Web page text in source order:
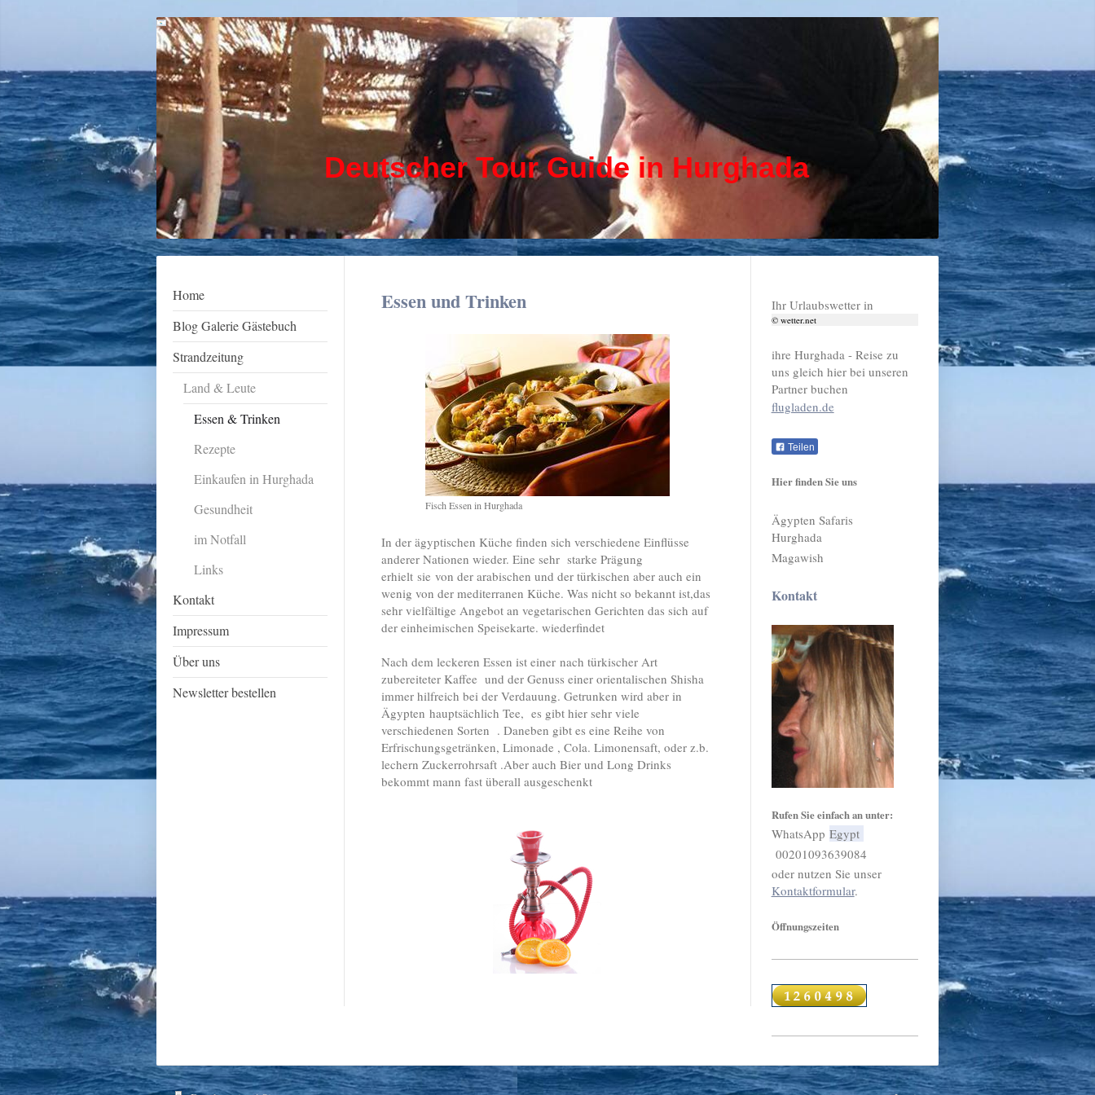
Deutscher Tour Guide in Hurghada
Home
Blog Galerie Gästebuch
Strandzeitung
Land & Leute
Essen & Trinken
Rezepte
Einkaufen in Hurghada
Gesundheit
im Notfall
Links
Kontakt
Impressum
Über uns
Newsletter bestellen
Essen und Trinken
Fisch Essen in Hurghada
In der ägyptischen Küche finden sich verschiedene Einflüsse
anderer Nationen wieder. Eine sehr starke Prägung
erhielt sie von der arabischen und der türkischen aber auch ein
wenig von der mediterranen Küche. Was nicht so bekannt ist,das
sehr vielfältige Angebot an vegetarischen Gerichten das sich auf
der einheimischen Speisekarte. wiederfindet
Nach dem leckeren Essen ist einer nach türkischer Art
zubereiteter Kaffee und der Genuss einer orientalischen Shisha
immer hilfreich bei der Verdauung. Getrunken wird aber in
Ägypten hauptsächlich Tee, es gibt hier sehr viele
verschiedenen Sorten . Daneben gibt es eine Reihe von
Erfrischungsgetränken, Limonade , Cola. Limonensaft, oder z.b.
lechern Zuckerrohrsaft .Aber auch Bier und Long Drinks
bekommt mann fast überall ausgeschenkt
Ihr Urlaubswetter in
© wetter.net
ihre Hurghada - Reise zu
uns gleich hier bei unseren
Partner buchen
flugladen.de
Teilen
Hier finden Sie uns
Ägypten Safaris
Hurghada
Magawish
Kontakt
Rufen Sie einfach an unter:
WhatsApp Egypt
00201093639084
oder nutzen Sie unser
Kontaktformular.
Öffnungszeiten